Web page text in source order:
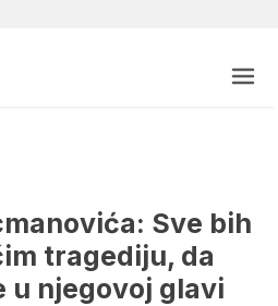
Sve bih
tragediju, da
u njegovoj glavi